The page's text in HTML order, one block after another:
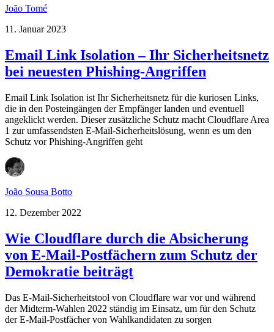
João Tomé
11. Januar 2023
Email Link Isolation – Ihr Sicherheitsnetz
bei neuesten Phishing-Angriffen
Email Link Isolation ist Ihr Sicherheitsnetz für die kuriosen Links,
die in den Posteingängen der Empfänger landen und eventuell
angeklickt werden. Dieser zusätzliche Schutz macht Cloudflare Area
1 zur umfassendsten E-Mail-Sicherheitslösung, wenn es um den
Schutz vor Phishing-Angriffen geht
João Sousa Botto
12. Dezember 2022
Wie Cloudflare durch die Absicherung
von E-Mail-Postfächern zum Schutz der
Demokratie beiträgt
Das E-Mail-Sicherheitstool von Cloudflare war vor und während
der Midterm-Wahlen 2022 ständig im Einsatz, um für den Schutz
der E-Mail-Postfächer von Wahlkandidaten zu sorgen